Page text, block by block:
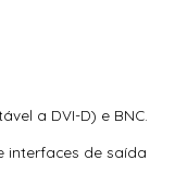
Connect)
+ 01 Sfp Giga
Ds-3E1518P-
a DVI-D) e BNC.
interfaces de saída